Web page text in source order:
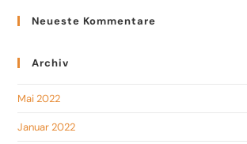
Neueste Kommentare
Archiv
Mai 2022
Januar 2022